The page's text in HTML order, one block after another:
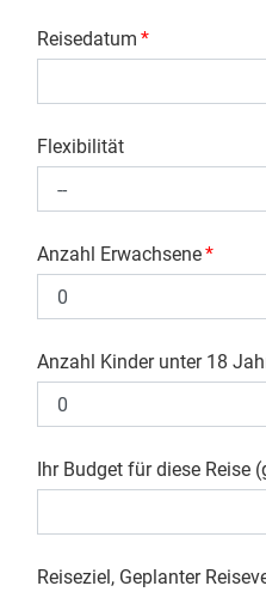
Reisedatum *
Flexibilität
Anzahl Erwachsene*
Anzahl Kinder unter 18
Ihr Budget für diese Reise
Reiseziel, Geplanter